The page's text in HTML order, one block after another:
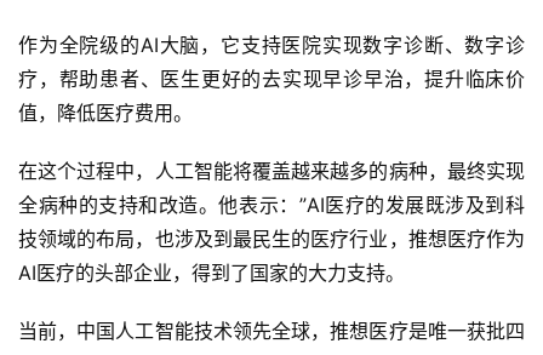
作为全院级的AI大脑，它支持医院实现数字诊断、数字诊
疗，帮助患者、医生更好的去实现早诊早治，提升临床价
值，降低医疗费用。
在这个过程中，人工智能将覆盖越来越多的病种，最终实现
全病种的支持和改造。他表示：”AI医疗的发展既涉及到科
技领域的布局，也涉及到最民生的医疗行业，推想医疗作为
AI医疗的头部企业，得到了国家的大力支持。
当前，中国人工智能技术领先全球，推想医疗是唯一获批四